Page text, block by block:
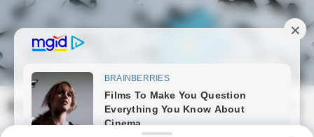
Skip
to
content
Magyarmozaik.com